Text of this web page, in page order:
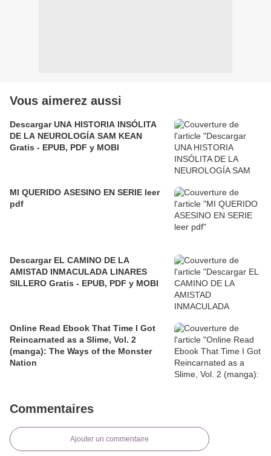
Vous aimerez aussi
Descargar UNA HISTORIA INSÓLITA
DE LA NEUROLOGÍA SAM KEAN
Gratis - EPUB, PDF y MOBI
MI QUERIDO ASESINO EN SERIE leer
pdf
Descargar EL CAMINO DE LA
AMISTAD INMACULADA LINARES
SILLERO Gratis - EPUB, PDF y MOBI
Online Read Ebook That Time I Got
Reincarnated as a Slime, Vol. 2
(manga): The Ways of the Monster
Nation
Commentaires
Ajouter un commentaire